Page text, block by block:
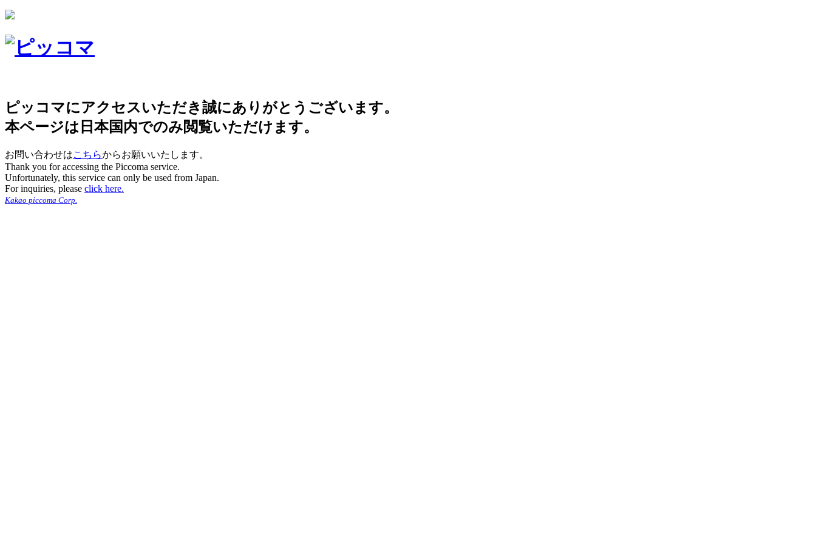
ピッコマにアクセスいただき誠にありがとうございます。
本ページは日本国内でのみ閲覧いただけます。
お問い合わせはこちらからお願いいたします。
Thank you for accessing the Piccoma service.
Unfortunately, this service can only be used from Japan.
For inquiries, please click here.
Kakao piccoma Corp.